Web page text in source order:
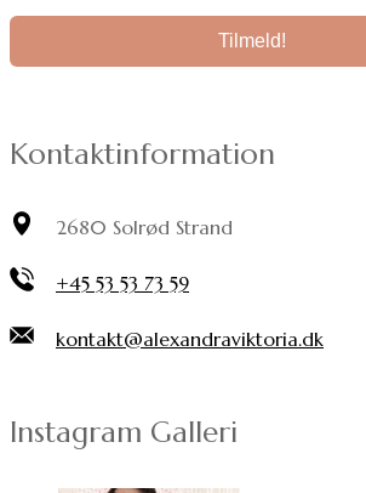
Kontaktinformation
2680 Solrød Strand
+45 53 53 73 59
kontakt@alexandraviktoria.dk
Instagram Galleri